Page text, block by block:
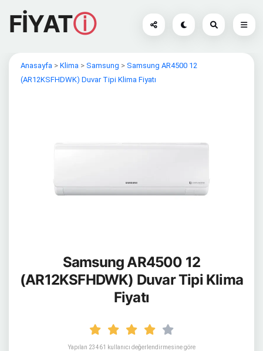
FİYATⓘ
Anasayfa > Klima > Samsung > Samsung AR4500 12
(AR12KSFHDWK) Duvar Tipi Klima Fiyatı
Samsung AR4500 12
(AR12KSFHDWK) Duvar Tipi Klima
Fiyatı
Yapılan 23461 kullanıcı değerlendirmesine göre